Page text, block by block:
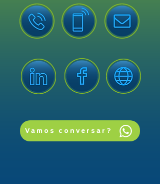
Vamos conversar?